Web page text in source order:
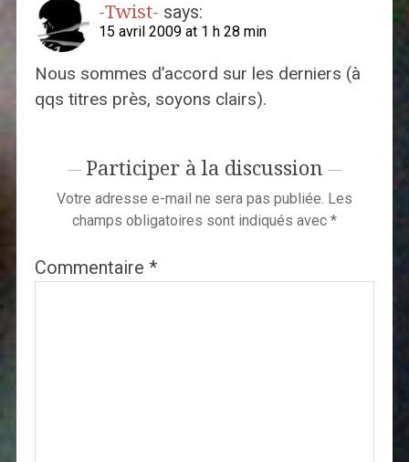
-Twist- says:
15 avril 2009 at 1 h 28 min
Nous sommes d’accord sur les derniers (à
qqs titres près, soyons clairs).
Participer à la discussion
Votre adresse e-mail ne sera pas publiée. Les
champs obligatoires sont indiqués avec *
Commentaire *